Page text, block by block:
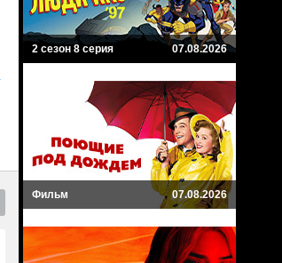
2 сезон 8 серия 07.08.2026
Фильм 07.08.2026